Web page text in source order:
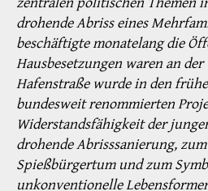
drohende Abriss eines
beschäftigte monatelang die
Hausbesetzungen waren an
Hafenstraße wurde in den
bundesweit renommierten
Widerstandsfähigkeit der
drohende Abrisssanierung,
Spießbürgertum und zum
unkonventionelle